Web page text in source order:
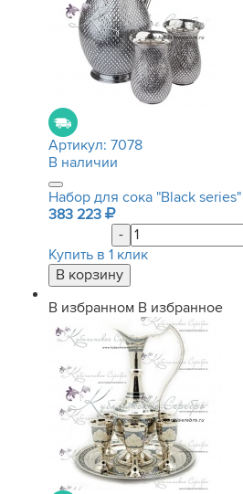
Артикул: 7078
В наличии
Набор для сока "Black series"
383 223
-
Купить в 1 клик
В избранном В избранное